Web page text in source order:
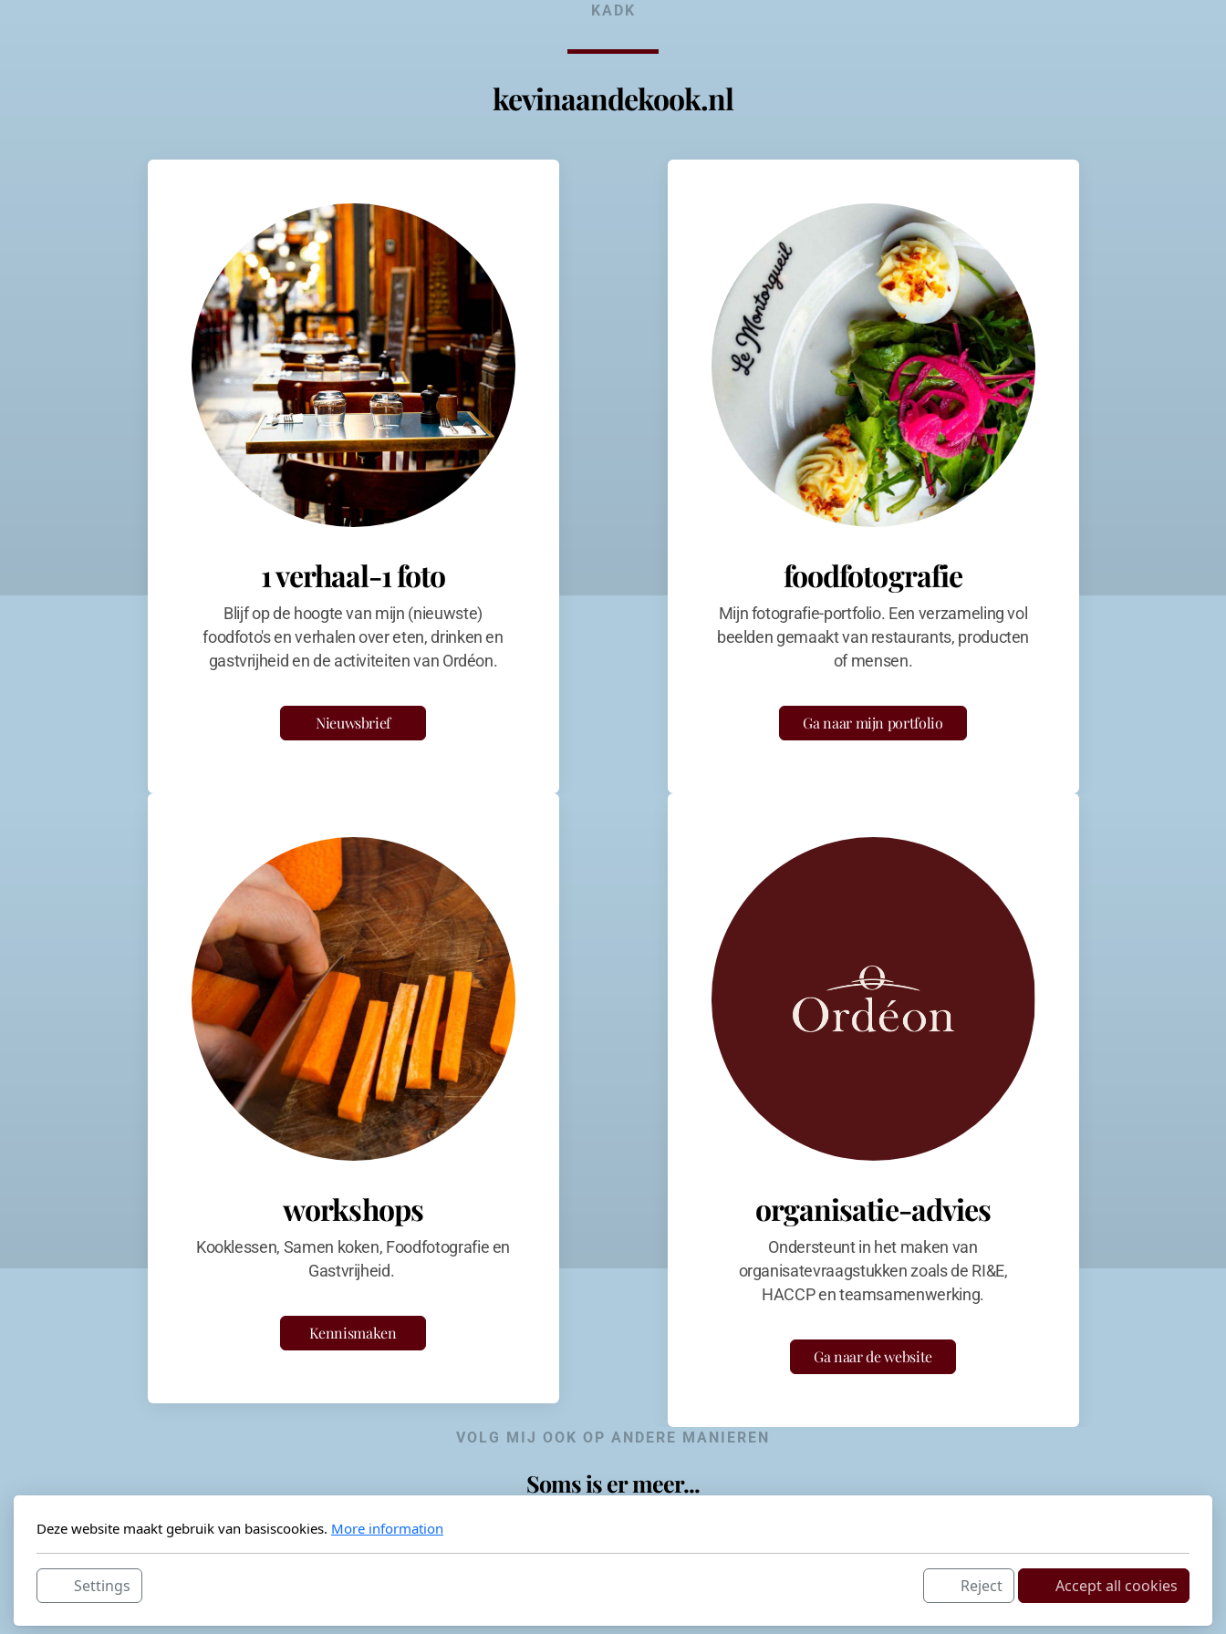
KADK
kevinaandekook.nl
1 verhaal-1 foto
Blijf op de hoogte van mijn (nieuwste)
foodfoto's en verhalen over eten, drinken en
gastvrijheid en de activiteiten van Ordéon.
Nieuwsbrief
foodfotografie
Mijn fotografie-portfolio. Een verzameling vol
beelden gemaakt van restaurants, producten
of mensen.
Ga naar mijn portfolio
workshops
Kooklessen, Samen koken, Foodfotografie en
Gastvrijheid.
Kennismaken
organisatie-advies
Ondersteunt in het maken van
organisatevraagstukken zoals de RI&E,
HACCP en teamsamenwerking.
Ga naar de website
VOLG MIJ OOK OP ANDERE MANIEREN
Soms is er meer...
Deze website maakt gebruik van basiscookies. More information
Settings Reject Accept all cookies